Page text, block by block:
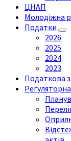
ЦНАП
Молодіжна
Податки
2026
2025
2024
2023
Податкова